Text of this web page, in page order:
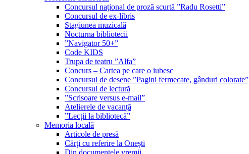
Concursul național de proză scurtă ”Radu Rosetti”
Concursul de ex-libris
Stagiunea muzicală
Nocturna bibliotecii
”Navigator 50+”
Code KIDS
Trupa de teatru ”Alfa”
Concurs – Cartea pe care o iubesc
Concursul de desene ”Pagini fermecate, gânduri colorate”
Concursul de lectură
”Scrisoare versus e-mail”
Atelierele de vacanță
”Lecții la bibliotecă”
Memoria locală
Articole de presă
Cărți cu referire la Onești
Din documentele vremii